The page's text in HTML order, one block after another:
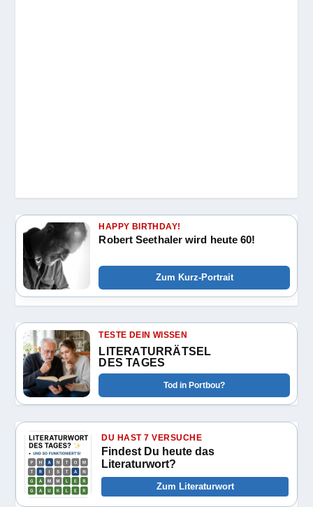
HAPPY BIRTHDAY!
Robert Seethaler wird heute 60!
Zum Kurz-Portrait
TESTE DEIN WISSEN
LITERATURRÄTSEL
DES TAGES
Tod in Portbou?
DU HAST 7 VERSUCHE
Findest Du heute das
Literaturwort?
Zum Literaturwort